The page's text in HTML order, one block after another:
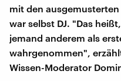
mit den
war selbst DJ. "Das
jemand anderem als
wahrgenommen",
Wissen-Moderator